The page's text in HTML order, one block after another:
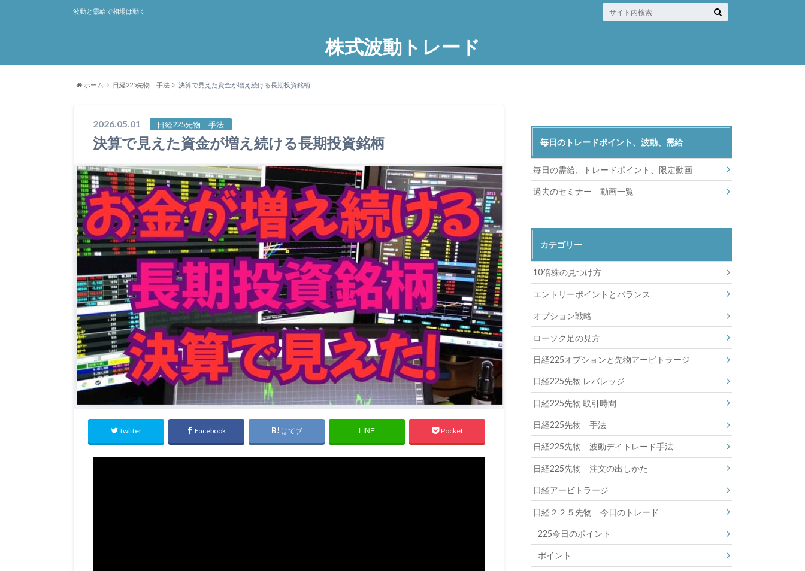
株式波動トレード
波動と需給で相場は動く
ホーム 日経225先物 手法 決算で見えた資金が増え続ける長期投資銘柄
2026.05.01 日経225先物 手法
決算で見えた資金が増え続ける長期投資銘柄
Twitter Facebook はてブ LINE Pocket
毎日のトレードポイント、波動、需給
毎日の需給、トレードポイント、限定動画
過去のセミナー 動画一覧
カテゴリー
10倍株の見つけ方
エントリーポイントとバランス
オプション戦略
ローソク足の見方
日経225オプションと先物アービトラージ
日経225先物 レバレッジ
日経225先物 取引時間
日経225先物 手法
日経225先物 波動デイトレード手法
日経225先物 注文の出しかた
日経アービトラージ
日経２２５先物 今日のトレード
225今日のポイント
ポイント